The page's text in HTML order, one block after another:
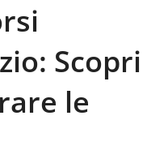
Scopri
le